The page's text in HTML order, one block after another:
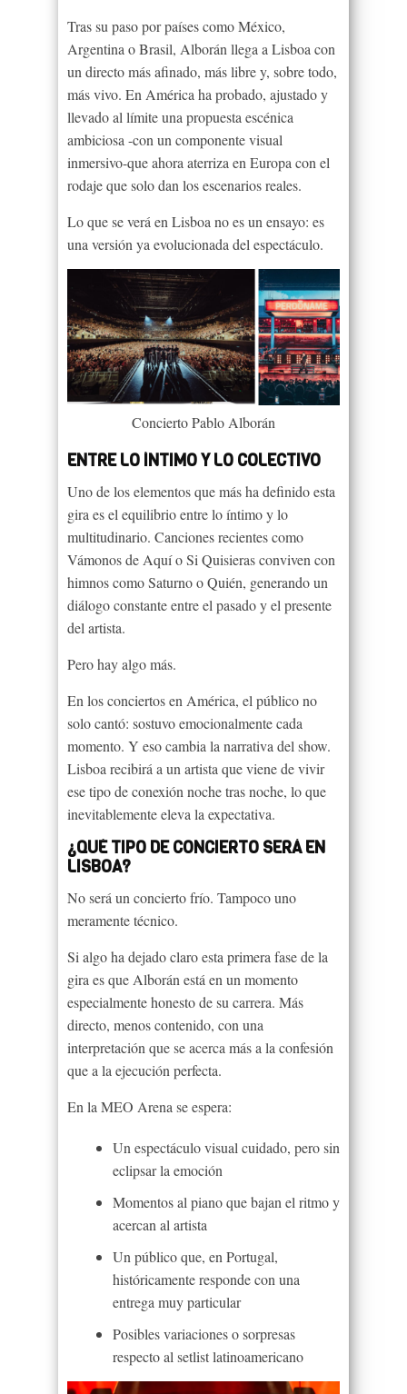
Tras su paso por países como México,
Argentina o Brasil, Alborán llega a Lisboa con
un directo más afinado, más libre y, sobre todo,
más vivo. En América ha probado, ajustado y
llevado al límite una propuesta escénica
ambiciosa -con un componente visual
inmersivo-que ahora aterriza en Europa con el
rodaje que solo dan los escenarios reales.
Lo que se verá en Lisboa no es un ensayo: es
una versión ya evolucionada del espectáculo.
Concierto Pablo Alborán
ENTRE LO ÍNTIMO Y LO COLECTIVO
Uno de los elementos que más ha definido esta
gira es el equilibrio entre lo íntimo y lo
multitudinario. Canciones recientes como
Vámonos de Aquí o Si Quisieras conviven con
himnos como Saturno o Quién, generando un
diálogo constante entre el pasado y el presente
del artista.
Pero hay algo más.
En los conciertos en América, el público no
solo cantó: sostuvo emocionalmente cada
momento. Y eso cambia la narrativa del show.
Lisboa recibirá a un artista que viene de vivir
ese tipo de conexión noche tras noche, lo que
inevitablemente eleva la expectativa.
¿QUÉ TIPO DE CONCIERTO SERÁ EN
LISBOA?
No será un concierto frío. Tampoco uno
meramente técnico.
Si algo ha dejado claro esta primera fase de la
gira es que Alborán está en un momento
especialmente honesto de su carrera. Más
directo, menos contenido, con una
interpretación que se acerca más a la confesión
que a la ejecución perfecta.
En la MEO Arena se espera:
Un espectáculo visual cuidado, pero sin
eclipsar la emoción
Momentos al piano que bajan el ritmo y
acercan al artista
Un público que, en Portugal,
históricamente responde con una
entrega muy particular
Posibles variaciones o sorpresas
respecto al setlist latinoamericano